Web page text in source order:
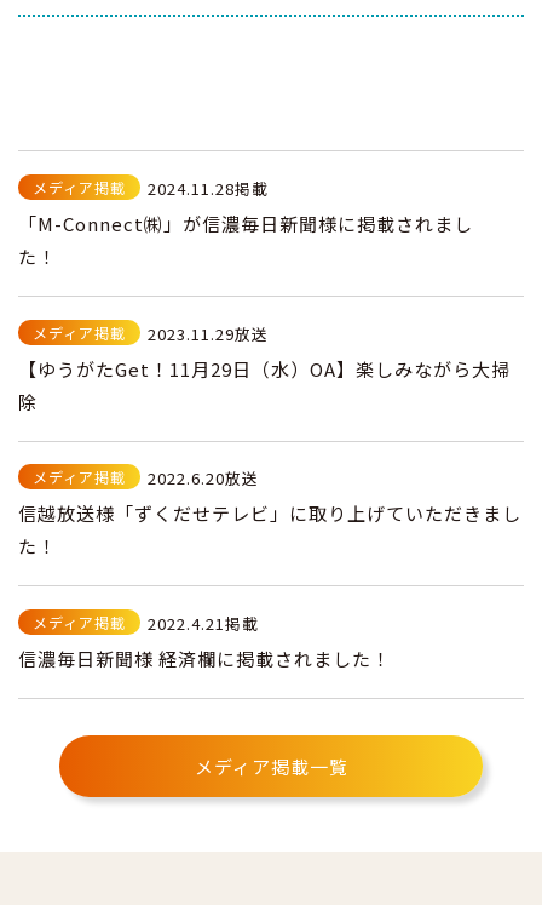
メディア掲載 2024.11.28掲載
「M-Connect㈱」が信濃毎日新聞様に掲載されまし
た！
メディア掲載 2023.11.29放送
【ゆうがたGet！11月29日（水）OA】楽しみながら大掃
除
メディア掲載 2022.6.20放送
信越放送様「ずくだせテレビ」に取り上げていただきまし
た！
メディア掲載 2022.4.21掲載
信濃毎日新聞様 経済欄に掲載されました！
メディア掲載一覧